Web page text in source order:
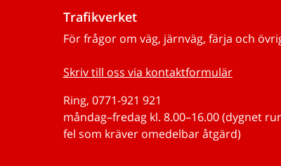
Trafikverket
För frågor om väg, järnväg, färja och
Skriv till oss via kontaktformulär
Ring, 0771-921 921
måndag–fredag kl. 8.00–16.00 (dygnet
fel som kräver omedelbar åtgärd)